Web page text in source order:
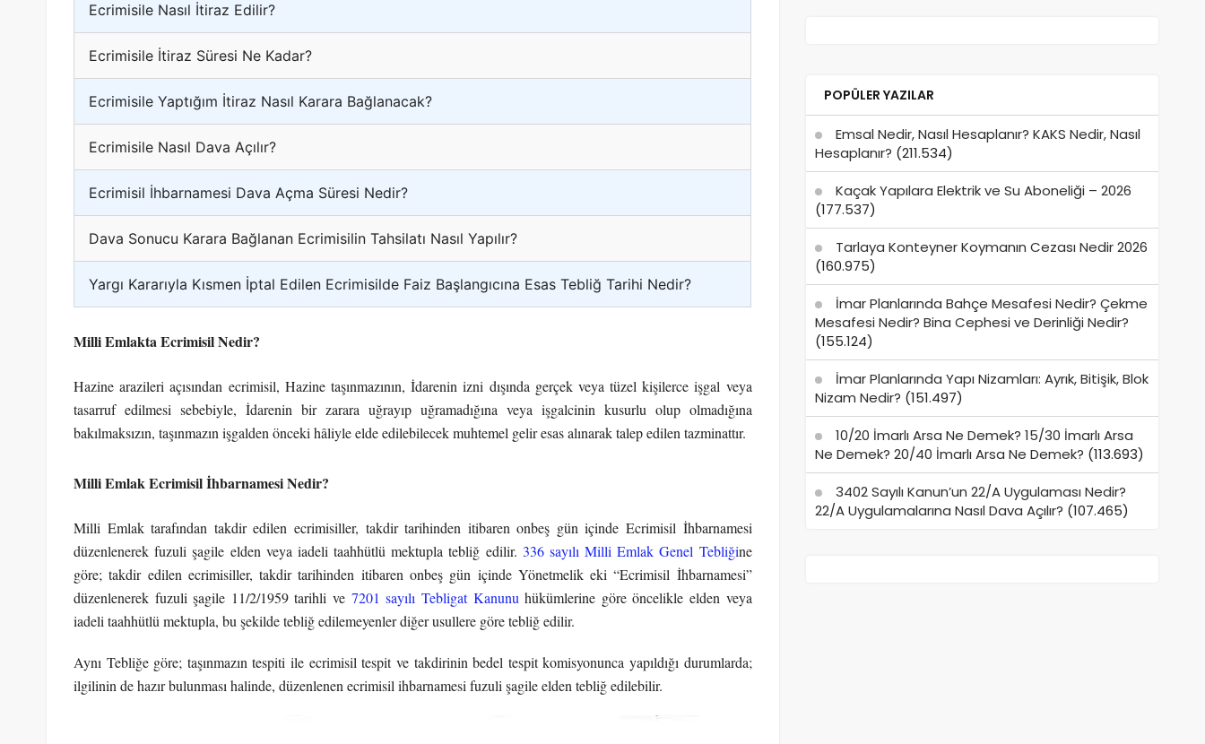
Ecrimisile Nasıl İtiraz Edilir?
Ecrimisile İtiraz Süresi Ne Kadar?
Ecrimisile Yaptığım İtiraz Nasıl Karara Bağlanacak?
Ecrimisile Nasıl Dava Açılır?
Ecrimisil İhbarnamesi Dava Açma Süresi Nedir?
Dava Sonucu Karara Bağlanan Ecrimisilin Tahsilatı Nasıl Yapılır?
Yargı Kararıyla Kısmen İptal Edilen Ecrimisilde Faiz Başlangıcına Esas Tebliğ Tarihi Nedir?
Milli Emlakta Ecrimisil Nedir?
Hazine arazileri açısından ecrimisil, Hazine taşınmazının, İdarenin izni dışında gerçek veya tüzel kişilerce işgal veya
tasarruf edilmesi sebebiyle, İdarenin bir zarara uğrayıp uğramadığına veya işgalcinin kusurlu olup olmadığına
bakılmaksızın, taşınmazın işgalden önceki hâliyle elde edilebilecek muhtemel gelir esas alınarak talep edilen tazminattır.
Milli Emlak Ecrimisil İhbarnamesi Nedir?
Milli Emlak tarafından takdir edilen ecrimisiller, takdir tarihinden itibaren onbeş gün içinde Ecrimisil İhbarnamesi
düzenlenerek fuzuli şagile elden veya iadeli taahhütlü mektupla tebliğ edilir. 336 sayılı Milli Emlak Genel Tebliğine
göre; takdir edilen ecrimisiller, takdir tarihinden itibaren onbeş gün içinde Yönetmelik eki “Ecrimisil İhbarnamesi”
düzenlenerek fuzuli şagile 11/2/1959 tarihli ve 7201 sayılı Tebligat Kanunu hükümlerine göre öncelikle elden veya
iadeli taahhütlü mektupla, bu şekilde tebliğ edilemeyenler diğer usullere göre tebliğ edilir.
Aynı Tebliğe göre; taşınmazın tespiti ile ecrimisil tespit ve takdirinin bedel tespit komisyonunca yapıldığı durumlarda;
ilgilinin de hazır bulunması halinde, düzenlenen ecrimisil ihbarnamesi fuzuli şagile elden tebliğ edilebilir.
POPÜLER YAZILAR
Emsal Nedir, Nasıl Hesaplanır? KAKS Nedir, Nasıl
Hesaplanır? (211.534)
Kaçak Yapılara Elektrik ve Su Aboneliği – 2026
(177.537)
Tarlaya Konteyner Koymanın Cezası Nedir 2026
(160.975)
İmar Planlarında Bahçe Mesafesi Nedir? Çekme
Mesafesi Nedir? Bina Cephesi ve Derinliği Nedir?
(155.124)
İmar Planlarında Yapı Nizamları: Ayrık, Bitişik, Blok
Nizam Nedir? (151.497)
10/20 İmarlı Arsa Ne Demek? 15/30 İmarlı Arsa
Ne Demek? 20/40 İmarlı Arsa Ne Demek? (113.693)
3402 Sayılı Kanun’un 22/A Uygulaması Nedir?
22/A Uygulamalarına Nasıl Dava Açılır? (107.465)